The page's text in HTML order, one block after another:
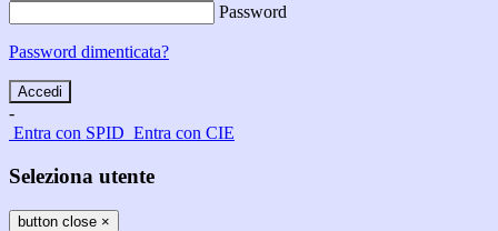
Password
Password dimenticata?
-
Entra con SPID Entra con CIE
Seleziona utente
button close ×